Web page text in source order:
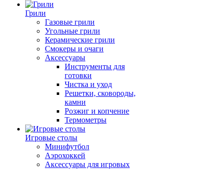
Грили
Газовые грили
Угольные грили
Керамические грили
Смокеры и очаги
Аксессуары
Инструменты для
готовки
Чистка и уход
Решетки, сковороды,
камни
Розжиг и копчение
Термометры
Игровые столы
Минифутбол
Аэрохоккей
Аксессуары для игровых